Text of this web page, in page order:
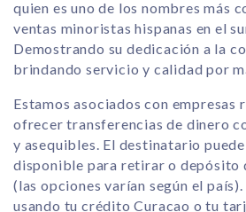
quien es uno de los nombres más
ventas minoristas hispanas en el
Demostrando su dedicación a la
brindando servicio y calidad por
Estamos asociados con empresas
ofrecer transferencias de dinero
y asequibles. El destinatario
disponible para retirar o depósito
(las opciones varían según el
usando tu crédito Curacao o tu